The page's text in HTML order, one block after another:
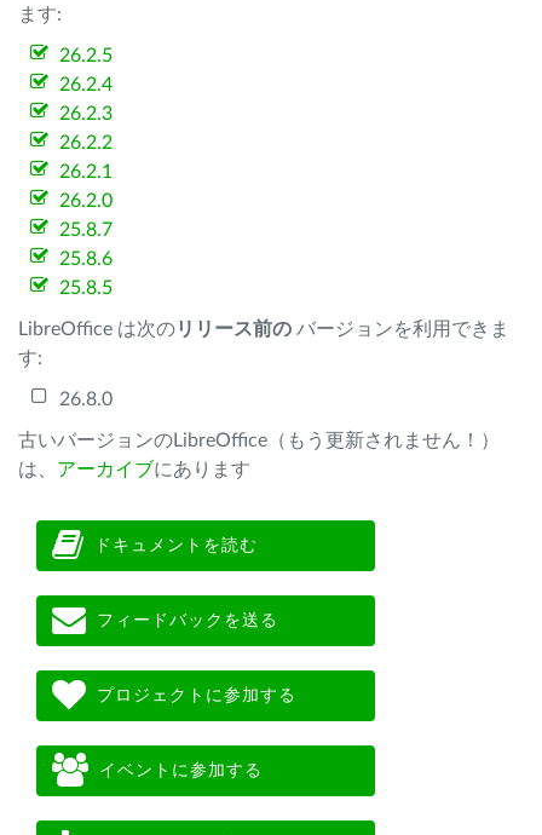
ます:
26.2.5
26.2.4
26.2.3
26.2.2
26.2.1
26.2.0
25.8.7
25.8.6
25.8.5
LibreOffice は次のリリース前の バージョンを利用できま
す:
26.8.0
古いバージョンのLibreOffice（もう更新されません！）
は、 アーカイブにあります
ドキュメントを読む
フィードバックを送る
プロジェクトに参加する
イベントに参加する